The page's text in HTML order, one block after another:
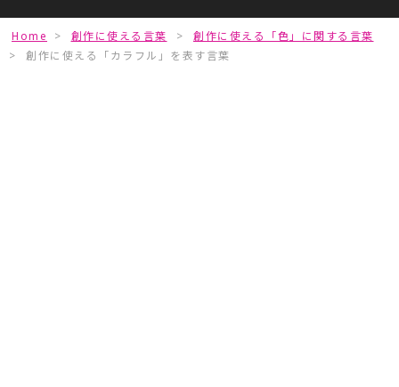
Home > 創作に使える言葉 >
創作に使える「色」に関する言葉
>
創作に使える「カラフル」を表す言葉